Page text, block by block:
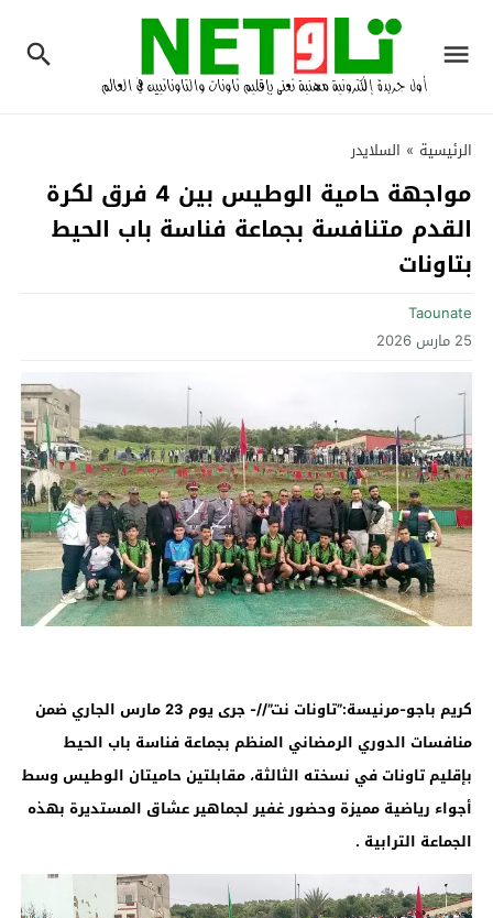
الرئيسية » السلايدر
مواجهة حامية الوطيس بين 4 فرق لكرة
القدم متنافسة بجماعة فناسة باب الحيط
بتاونات
Taounate
25 مارس 2026
كريم باجو-مرنيسة:”تاونات نت”//- جرى يوم 23 مارس الجاري ضمن
منافسات الدوري الرمضاني المنظم بجماعة فناسة باب الحيط
بإقليم تاونات في نسخته الثالثة، مقابلتين حاميتان الوطيس وسط
أجواء رياضية مميزة وحضور غفير لجماهير عشاق المستديرة بهذه
الجماعة الترابية .